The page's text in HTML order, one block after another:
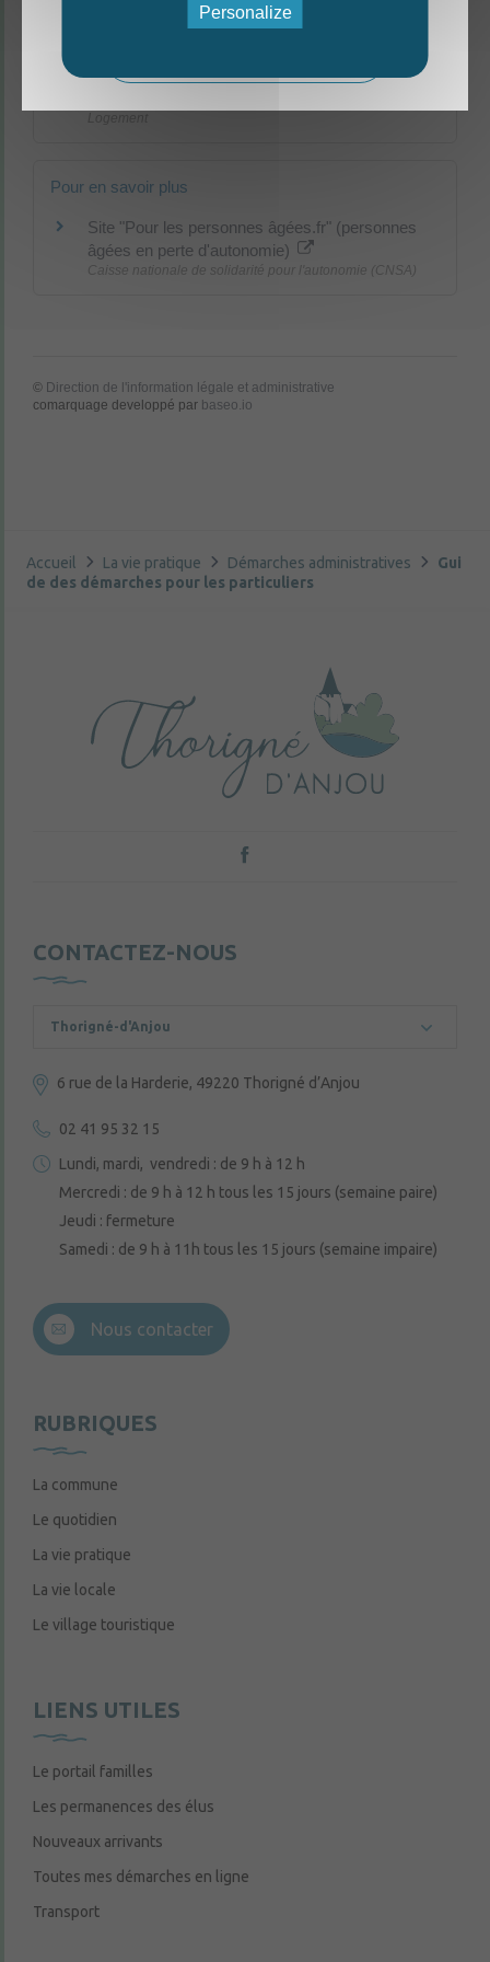
Éco-prêt à taux zéro (éco-PTZ)
Aide aux travaux d'insonorisation d'un
Pour en savoir plus
Site "Pour les personnes âgées.fr" (personnes
âgées en perte d'autonomie)
Caisse nationale de solidarité pour l'autonomie (CNSA)
© Direction de l'information légale et administrative
comarquage developpé par baseo.io
Accueil La vie pratique Démarches administratives
Gui
de des démarches pour les particuliers
CONTACTEZ-NOUS
Thorigné-d'Anjou
6 rue de la Harderie, 49220 Thorigné d’Anjou
02 41 95 32 15
Lundi, mardi, vendredi : de 9 h à 12 h
Mercredi : de 9 h à 12 h tous les 15 jours (semaine paire)
Jeudi : fermeture
Samedi : de 9 h à 11h tous les 15 jours (semaine impaire)
Nous contacter
RUBRIQUES
La commune
Le quotidien
La vie pratique
La vie locale
Le village touristique
LIENS UTILES
Le portail familles
Les permanences des élus
Nouveaux arrivants
Toutes mes démarches en ligne
Transport
Personalize